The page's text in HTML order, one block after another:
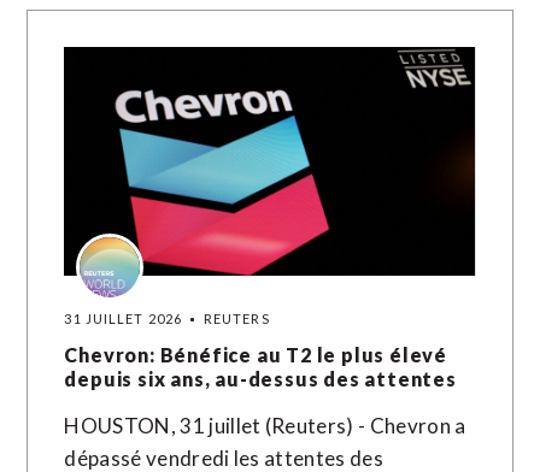
31 JUILLET 2026 REUTERS
Chevron: Bénéfice au T2 le plus élevé
depuis six ans, au-dessus des attentes
HOUSTON, 31 juillet (Reuters) - Chevron a
dépassé vendredi les attentes des